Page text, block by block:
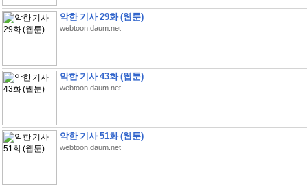
악한 기사 29화 (웹툰)
webtoon.daum.net
악한 기사 43화 (웹툰)
webtoon.daum.net
악한 기사 51화 (웹툰)
webtoon.daum.net